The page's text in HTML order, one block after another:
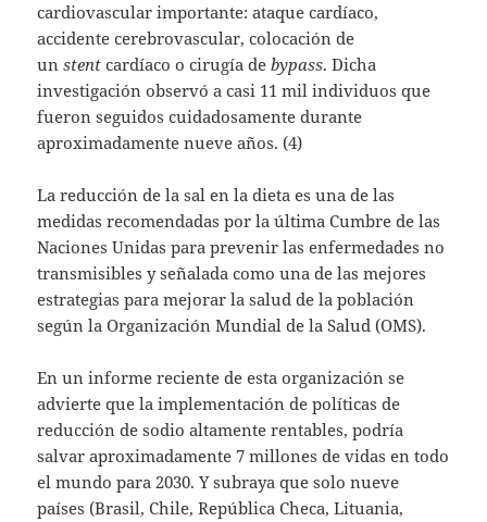
cardiovascular importante: ataque cardíaco,
accidente cerebrovascular, colocación de
unstent cardíaco o cirugía debypass. Dicha
investigación observó a casi 11 mil individuos que
fueron seguidos cuidadosamente durante
aproximadamente nueve años. (4)
La reducción de la sal en la dieta es una de las
medidas recomendadas por la última Cumbre de las
Naciones Unidas para prevenir las enfermedades no
transmisibles y señalada como una de las mejores
estrategias para mejorar la salud de la población
según la Organización Mundial de la Salud (OMS).
En un informe reciente de esta organización se
advierte que la implementación de políticas de
reducción de sodio altamente rentables, podría
salvar aproximadamente 7 millones de vidas en todo
el mundo para 2030. Y subraya que solo nueve
países (Brasil, Chile, República Checa, Lituania,